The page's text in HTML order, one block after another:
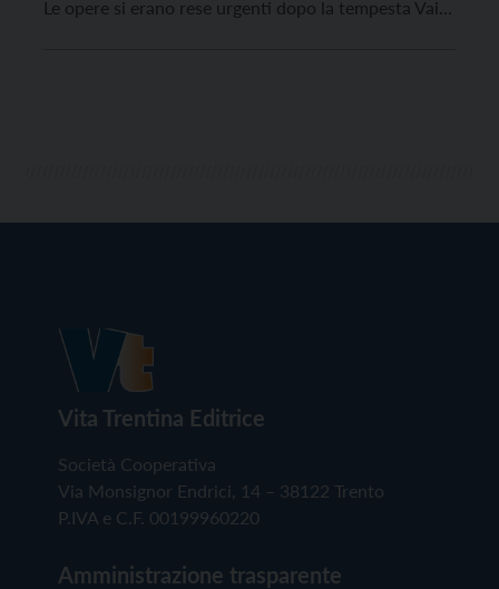
Le opere si erano rese urgenti dopo la tempesta Vaia
Vita Trentina Editrice
Società Cooperativa
Via Monsignor Endrici, 14 – 38122 Trento
P.IVA e C.F. 00199960220
Amministrazione trasparente